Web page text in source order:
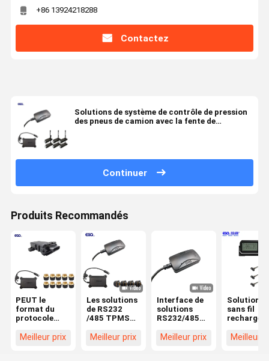
+86 13924218288
Contactez
Solutions de système de contrôle de pression
des pneus de camion avec la fente de
Continuer
Produits Recommandés
PEUT le
format du
protocole
soutien
Meilleur prix
Les solutions
de RS232
/485 TPMS
camion
Meilleur prix
Interface de
solutions
RS232/485
Camion
Meilleur prix
Solutions
sans fil
TPMS de
Meilleur